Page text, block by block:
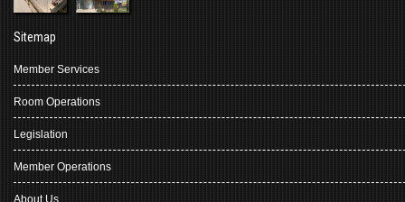
Sitemap
Member Services
Room Operations
Legislation
Member Operations
About Us